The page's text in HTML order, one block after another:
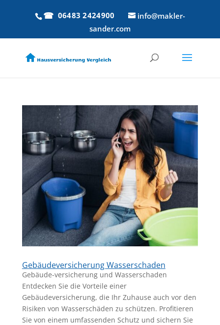
06483 2424900
info@makler-
sander.com
Gebäudeversicherung Wasserschaden
Gebäude-versicherung und Wasserschaden
Entdecken Sie die Vorteile einer
Gebäudeversicherung, die Ihr Zuhause auch vor den
Risiken von Wasserschäden zu schützen. Profitieren
Sie von einem umfassenden Schutz und sichern Sie